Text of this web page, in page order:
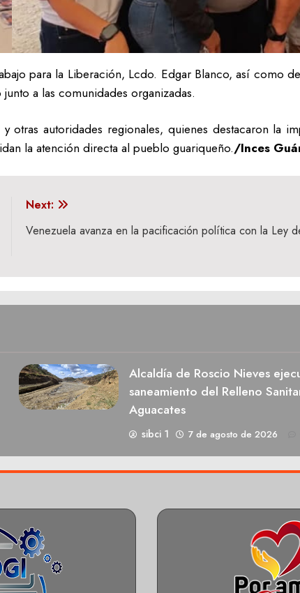
para la Liberación, Lcdo. Edgar Blanco, así como
a las comunidades organizadas.
autoridades regionales, quienes destacaron la
la atención directa al pueblo guariqueño./Inces
Next:
Venezuela avanza en la pacificación política con la Ley
Alcaldía de Roscio Nieves
saneamiento del Relleno
Aguacates
sibci 1 7 de agosto de 2026